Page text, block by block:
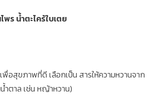
ร น้ำตะไคร้ใบเตย
พื่อสุขภาพที่ดี เลือกเป็น สารให้ความหวานจาก
ำตาล เช่น หญ้าหวาน)